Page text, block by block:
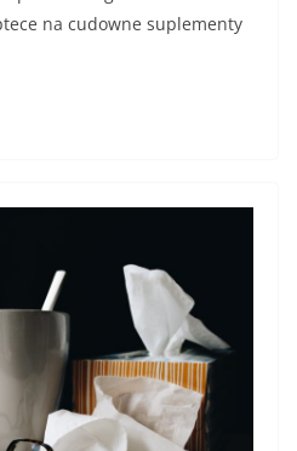
na cudowne suplementy